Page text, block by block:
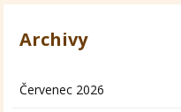
Archivy
Červenec 2026